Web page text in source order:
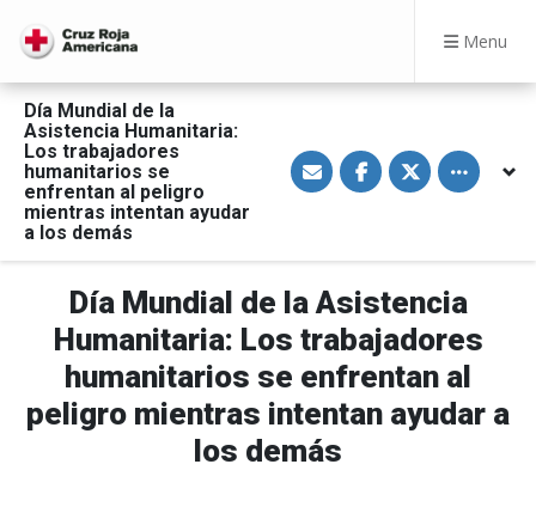
Menu
Día Mundial de la
Asistencia Humanitaria:
Los trabajadores
humanitarios se
enfrentan al peligro
mientras intentan ayudar
a los demás
S
h
a
m
i
l
S
h
a
a
c
b
o
o
k
S
h
a
t
e
r
Toggle
Día Mundial de la Asistencia
Humanitaria: Los trabajadores
humanitarios se enfrentan al
peligro mientras intentan ayudar a
los demás